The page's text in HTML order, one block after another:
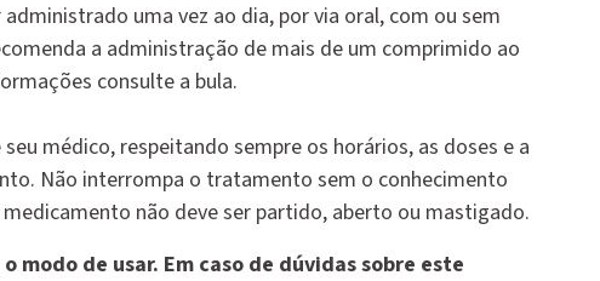
administrado uma vez ao dia, por via oral, com ou sem
a administração de mais de um comprimido ao
consulte a bula.
médico, respeitando sempre os horários, as doses e a
Não interrompa o tratamento sem o conhecimento
não deve ser partido, aberto ou mastigado.
modo de usar. Em caso de dúvidas sobre este